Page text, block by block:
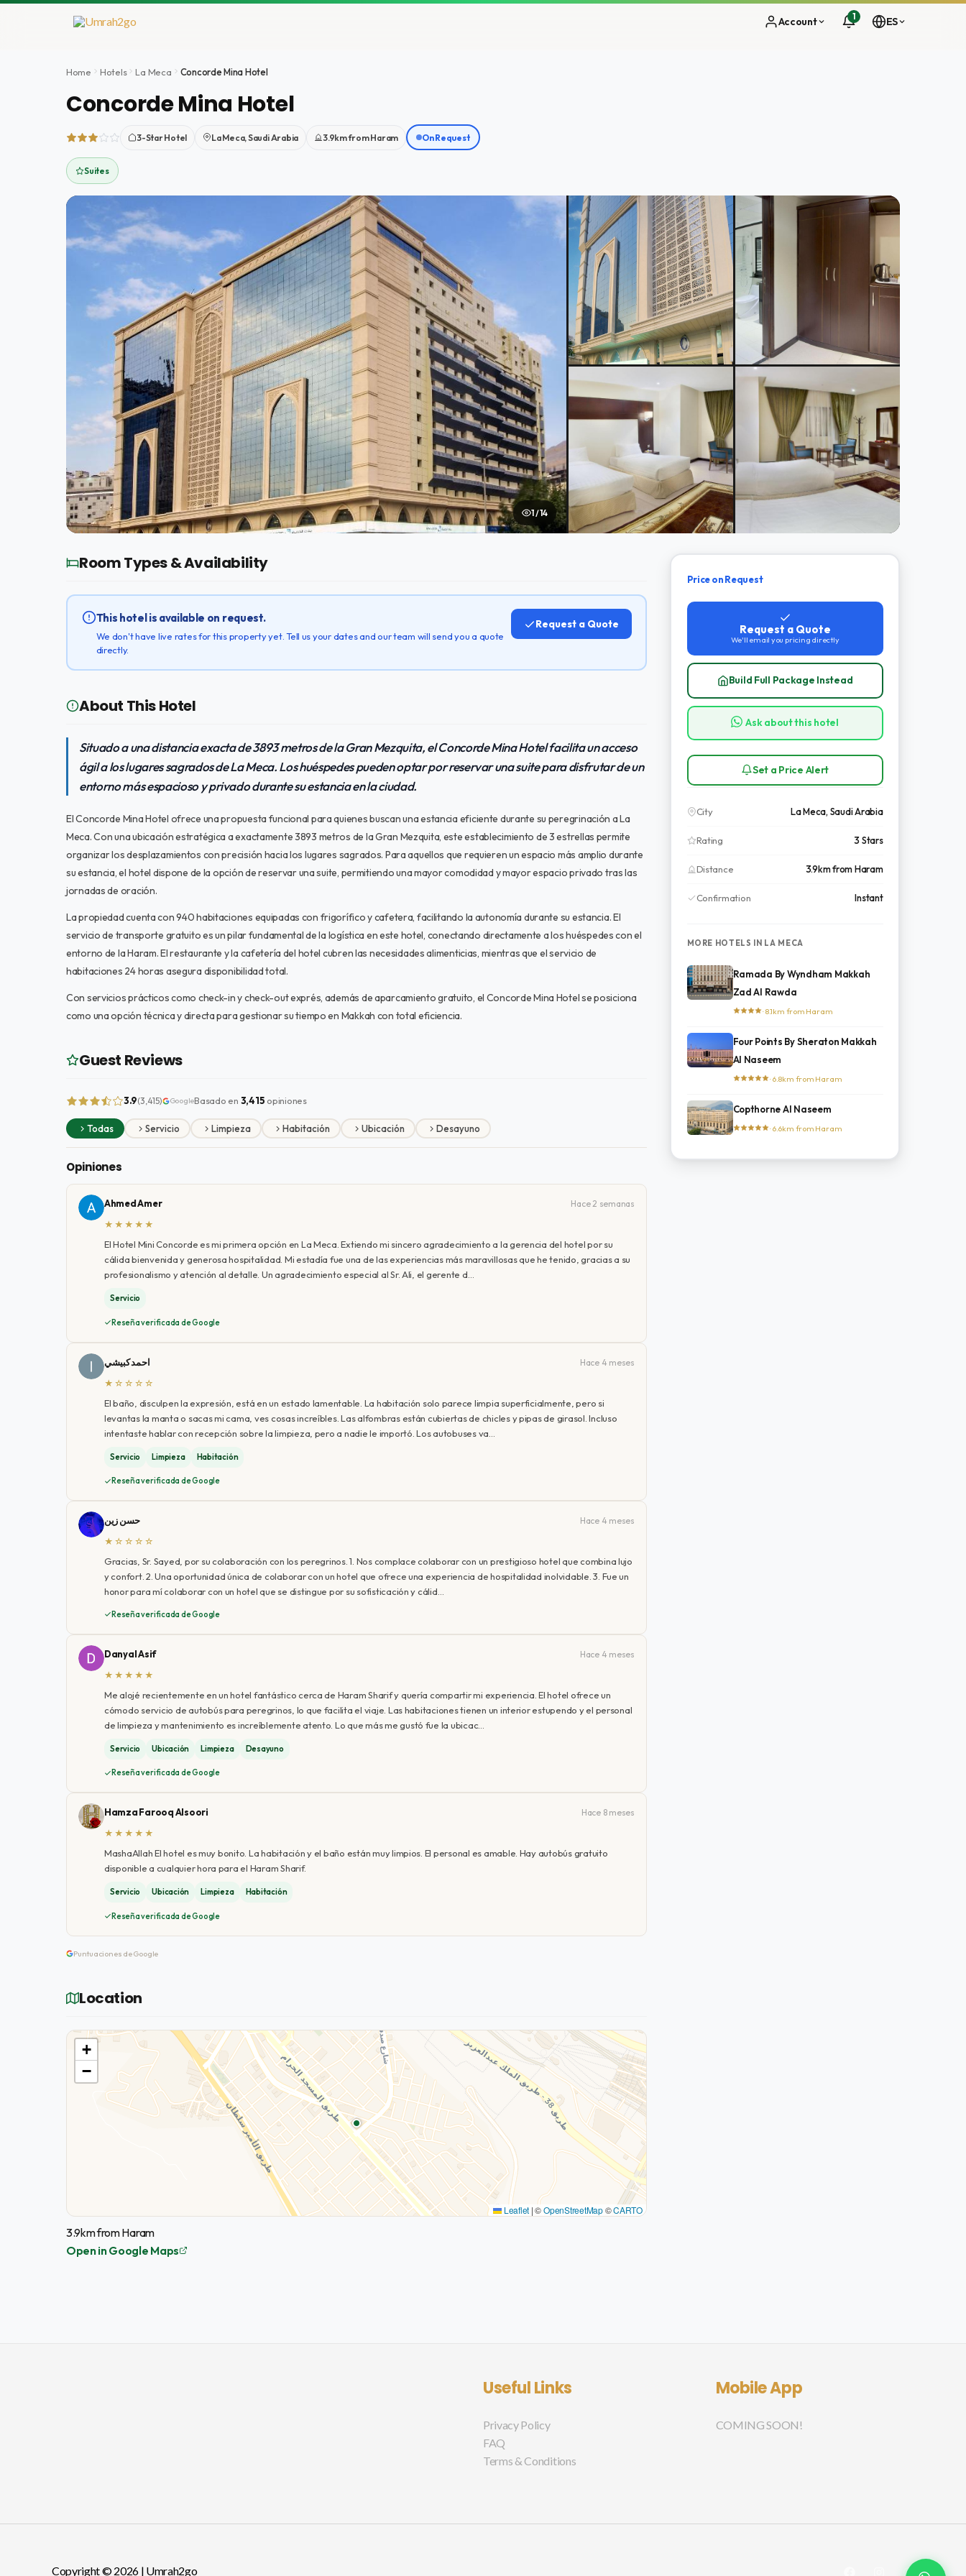
Ir
Account 1 ES
Home Hotels La Meca Concorde Mina Hotel
Concorde Mina Hotel
3-Star Hotel La Meca, Saudi Arabia 3.9km from Haram On Request
Suites
1 / 14
Room Types & Availability
This hotel is available on request.
We don't have live rates for this property yet. Tell us your dates and our team will send you a quote
directly.
Request a Quote
About This Hotel
Situado a una distancia exacta de 3893 metros de la Gran Mezquita, el Concorde Mina Hotel facilita un acceso
ágil a los lugares sagrados de La Meca. Los huéspedes pueden optar por reservar una suite para disfrutar de un
entorno más espacioso y privado durante su estancia en la ciudad.
El Concorde Mina Hotel ofrece una propuesta funcional para quienes buscan una estancia eficiente durante su peregrinación a La
Meca. Con una ubicación estratégica a exactamente 3893 metros de la Gran Mezquita, este establecimiento de 3 estrellas permite
organizar los desplazamientos con precisión hacia los lugares sagrados. Para aquellos que requieren un espacio más amplio durante
su estancia, el hotel dispone de la opción de reservar una suite, permitiendo una mayor comodidad y mayor espacio privado tras las
jornadas de oración.
La propiedad cuenta con 940 habitaciones equipadas con frigorífico y cafetera, facilitando la autonomía durante su estancia. El
servicio de transporte gratuito es un pilar fundamental de la logística en este hotel, conectando directamente a los huéspedes con el
entorno de la Haram. El restaurante y la cafetería del hotel cubren las necesidades alimenticias, mientras que el servicio de
habitaciones 24 horas asegura disponibilidad total.
Con servicios prácticos como check-in y check-out exprés, además de aparcamiento gratuito, el Concorde Mina Hotel se posiciona
como una opción técnica y directa para gestionar su tiempo en Makkah con total eficiencia.
Guest Reviews
3.9(3,415) GoogleBasado en 3,415 opiniones
Todas Servicio Limpieza Habitación Ubicación Desayuno
Opiniones
Ahmed Amer
Hace 2 semanas
★★★★★
El Hotel Mini Concorde es mi primera opción en La Meca. Extiendo mi sincero agradecimiento a la gerencia del hotel por su
cálida bienvenida y generosa hospitalidad. Mi estadía fue una de las experiencias más maravillosas que he tenido, gracias a su
profesionalismo y atención al detalle. Un agradecimiento especial al Sr. Ali, el gerente d…
Servicio
Reseña verificada de Google
احمد كبيشي
Hace 4 meses
★☆☆☆☆
El baño, disculpen la expresión, está en un estado lamentable. La habitación solo parece limpia superficialmente, pero si
levantas la manta o sacas mi cama, ves cosas increíbles. Las alfombras están cubiertas de chicles y pipas de girasol. Incluso
intentaste hablar con recepción sobre la limpieza, pero a nadie le importó. Los autobuses va…
Servicio Limpieza Habitación
Reseña verificada de Google
حسن زين
Hace 4 meses
★☆☆☆☆
Gracias, Sr. Sayed, por su colaboración con los peregrinos. 1. Nos complace colaborar con un prestigioso hotel que combina lujo
y confort. 2. Una oportunidad única de colaborar con un hotel que ofrece una experiencia de hospitalidad inolvidable. 3. Fue un
honor para mí colaborar con un hotel que se distingue por su sofisticación y cálid…
Reseña verificada de Google
Danyal Asif
Hace 4 meses
★★★★★
Me alojé recientemente en un hotel fantástico cerca de Haram Sharif y quería compartir mi experiencia. El hotel ofrece un
cómodo servicio de autobús para peregrinos, lo que facilita el viaje. Las habitaciones tienen un interior estupendo y el personal
de limpieza y mantenimiento es increíblemente atento. Lo que más me gustó fue la ubicac…
Servicio Ubicación Limpieza Desayuno
Reseña verificada de Google
Hamza Farooq Alsoori
Hace 8 meses
★★★★★
MashaAllah El hotel es muy bonito. La habitación y el baño están muy limpios. El personal es amable. Hay autobús gratuito
disponible a cualquier hora para el Haram Sharif.
Servicio Ubicación Limpieza Habitación
Reseña verificada de Google
Puntuaciones de Google
Location
+
−
Leaflet |©OpenStreetMap©CARTO
3.9km from Haram
Open in Google Maps
Price on Request
Request a Quote
We'll email you pricing directly
Build Full Package Instead
Ask about this hotel
Set a Price Alert
City La Meca, Saudi Arabia
Rating 3 Stars
Distance 3.9km from Haram
Confirmation Instant
MORE HOTELS IN LA MECA
Ramada By Wyndham Makkah
Zad Al Rawda
· 8.1km from Haram
Four Points By Sheraton Makkah
Al Naseem
· 6.8km from Haram
Copthorne Al Naseem
· 6.6km from Haram
Useful Links
Privacy Policy
FAQ
Terms & Conditions
Mobile App
COMING SOON!
Copyright © 2026 | Umrah2go